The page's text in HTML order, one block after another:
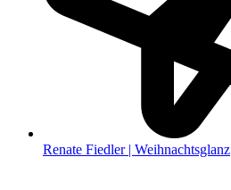
Renate Fiedler | Weihnachtsglanz